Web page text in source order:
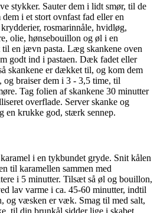
stykker. Sauter dem i lidt smør, til de
i et stort ovnfast fad eller en
rosmarinnåle, hvidløg,
olie, hønsebouillon og øl i en
til en jævn pasta. Læg skankene oven
godt ind i pastaen. Dæk fadet eller
skankene er dækket til, og kom dem
og braiser dem i 3 - 3,5 time, til
Tag folien af skankene 30 minutter
overflade. Server skanke og
en krukke god, stærk sennep.
i en tykbundet gryde. Snit kålen
til karamellen sammen med
i 5 minutter. Tilsæt så øl og bouillon,
lav varme i ca. 45-60 minutter, indtil
og væsken er væk. Smag til med salt,